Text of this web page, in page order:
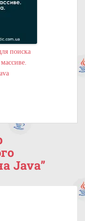
поиска
Java”